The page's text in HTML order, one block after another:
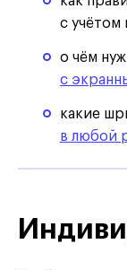
с учётом
о чём
с
какие
в любой